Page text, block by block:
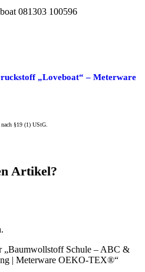
„Loveboat“ – Meterware
§19 (1) UStG.
Artikel?
„Baumwollstoff Schule – ABC &
| Meterware OEKO-TEX®“